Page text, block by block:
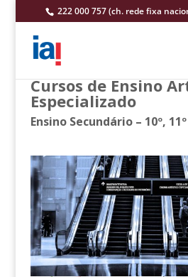
222 000 757 (ch. rede fixa
Cursos de Ensino
Especializado
Ensino Secundário – 10º,